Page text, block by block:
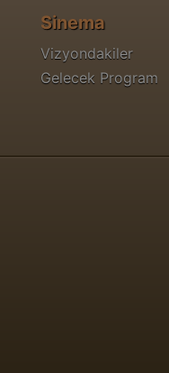
Sinema
Vizyondakiler
Gelecek Program